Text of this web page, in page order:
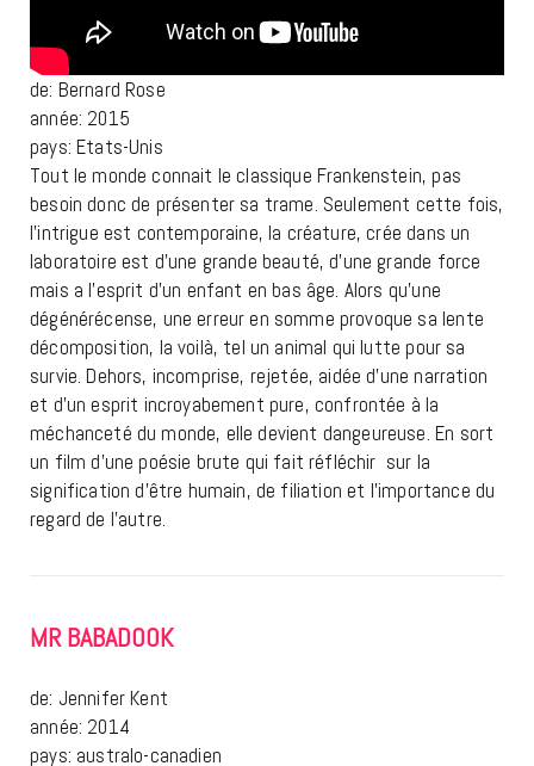
de: Bernard Rose
année: 2015
pays: Etats-Unis
Tout le monde connait le classique Frankenstein, pas
besoin donc de présenter sa trame. Seulement cette fois,
l’intrigue est contemporaine, la créature, crée dans un
laboratoire est d’une grande beauté, d’une grande force
mais a l’esprit d’un enfant en bas âge. Alors qu’une
dégénérécense, une erreur en somme provoque sa lente
décomposition, la voilà, tel un animal qui lutte pour sa
survie. Dehors, incomprise, rejetée, aidée d’une narration
et d’un esprit incroyabement pure, confrontée à la
méchanceté du monde, elle devient dangeureuse. En sort
un film d’une poésie brute qui fait réfléchir sur la
signification d’être humain, de filiation et l’importance du
regard de l’autre.
MR BABADOOK
de: Jennifer Kent
année: 2014
pays: australo-canadien